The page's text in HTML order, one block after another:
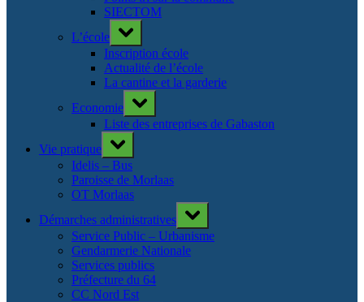
SIECTOM
L’école
Toggle
sub-
menu
Inscription école
Actualité de l’école
La cantine et la garderie
Economie
Toggle
sub-
menu
Liste des entreprises de Gabaston
Vie pratique
Toggle
sub-
menu
Idelis – Bus
Paroisse de Morlaas
OT Morlaas
Démarches administratives
Toggle
sub-
menu
Service Public – Urbanisme
Gendarmerie Nationale
Services publics
Préfecture du 64
CC Nord Est